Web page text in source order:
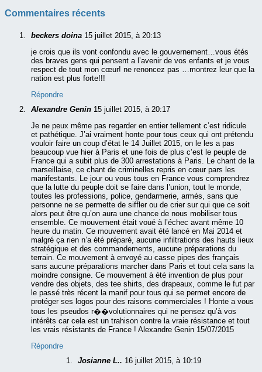
Commentaires récents
beckers doina 15 juillet 2015, à 20:13
je crois que ils vont confondu avec le gouvernement…vous étés
des braves gens qui pensent a l’avenir de vos enfants et je vous
respect de tout mon cœur! ne renoncez pas …montrez leur que la
nation est plus forte!!!
Répondre
Alexandre Genin 15 juillet 2015, à 20:17
Je ne peux même pas regarder en entier tellement c’est ridicule
et pathétique. J’ai vraiment honte pour tous ceux qui ont prétendu
vouloir faire un coup d’état le 14 Juillet 2015, on le les a pas
beaucoup vue hier à Paris et une fois de plus c’est le peuple de
France qui a subit plus de 300 arrestations à Paris. Le chant de la
marseillaise, ce chant de criminelles repris en cœur pars les
manifestants. Le jour ou vous tous en France vous comprendrez
que la lutte du peuple doit se faire dans l’union, tout le monde,
toutes les professions, police, gendarmerie, armés, sans que
personne ne se permette de siffler ou de crier sur qui que ce soit
alors peut être qu’on aura une chance de nous mobiliser tous
ensemble. Ce mouvement était voué à l’échec avant même 10
heure du matin. Ce mouvement avait été lancé en Mai 2014 et
malgré ça rien n’a été préparé, aucune infiltrations des hauts lieux
stratégique et des commandements, aucune préparations du
terrain. Ce mouvement à envoyé au casse pipes des français
sans aucune préparations marcher dans Paris et tout cela sans la
moindre consigne. Ce mouvement à été invention de plus pour
vendre des objets, des tee shirts, des drapeaux, comme le fut par
le passé très récent la manif pour tous qui se permet encore de
protéger ses logos pour des raisons commerciales ! Honte a vous
tous les pseudos r��volutionnaires qui ne pensez qu’à vos
intérêts car cela est un trahison contre la vraie résistance et tout
les vrais résistants de France ! Alexandre Genin 15/07/2015
Répondre
Josianne L.. 16 juillet 2015, à 10:19